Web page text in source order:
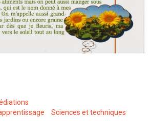
Sciences et techniques